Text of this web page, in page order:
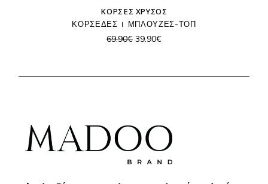
ΚΟΡΣΈΣ ΧΡΥΣΌΣ
ΚΟΡΣΕΔΕΣ
ΜΠΛΟΥΖΕΣ-ΤΟΠ
69.90€ Original
price
39.90€Η
τρέχουσα